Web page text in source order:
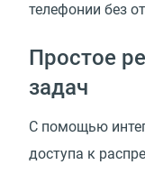
телефонии без
Простое
задач
С помощью
доступа к